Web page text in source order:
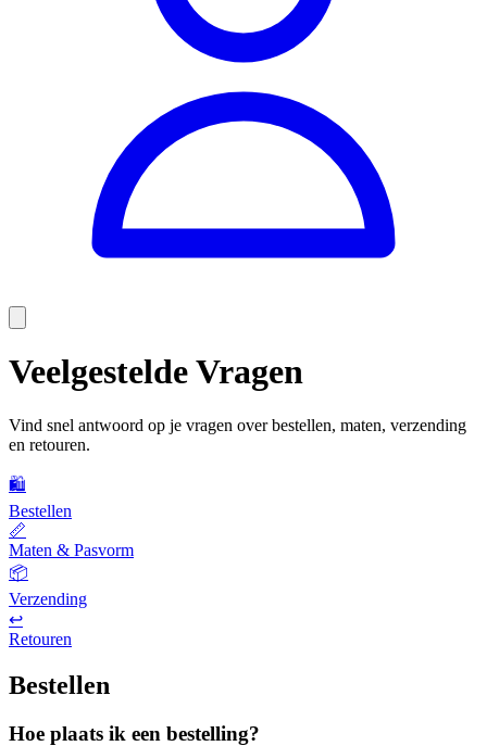
Veelgestelde Vragen
Vind snel antwoord op je vragen over bestellen, maten, verzending
en retouren.
🛍️
Bestellen
📏
Maten & Pasvorm
📦
Verzending
↩️
Retouren
Bestellen
Hoe plaats ik een bestelling?